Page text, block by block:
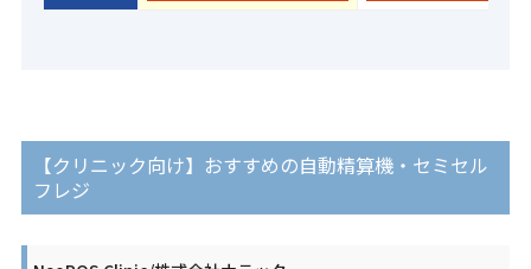
【クリニック向け】おすすめの自動精算機・セミセル
フレジ